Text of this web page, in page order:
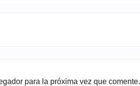
para la próxima vez que comente.